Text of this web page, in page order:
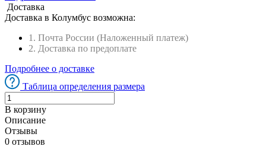
Доставка
Доставка в Колумбус возможна:
1. Почта России (Наложенный платеж)
2. Доставка по предоплате
Подробнее о доставке
Таблица определения размера
В корзину
Описание
Отзывы
0 отзывов